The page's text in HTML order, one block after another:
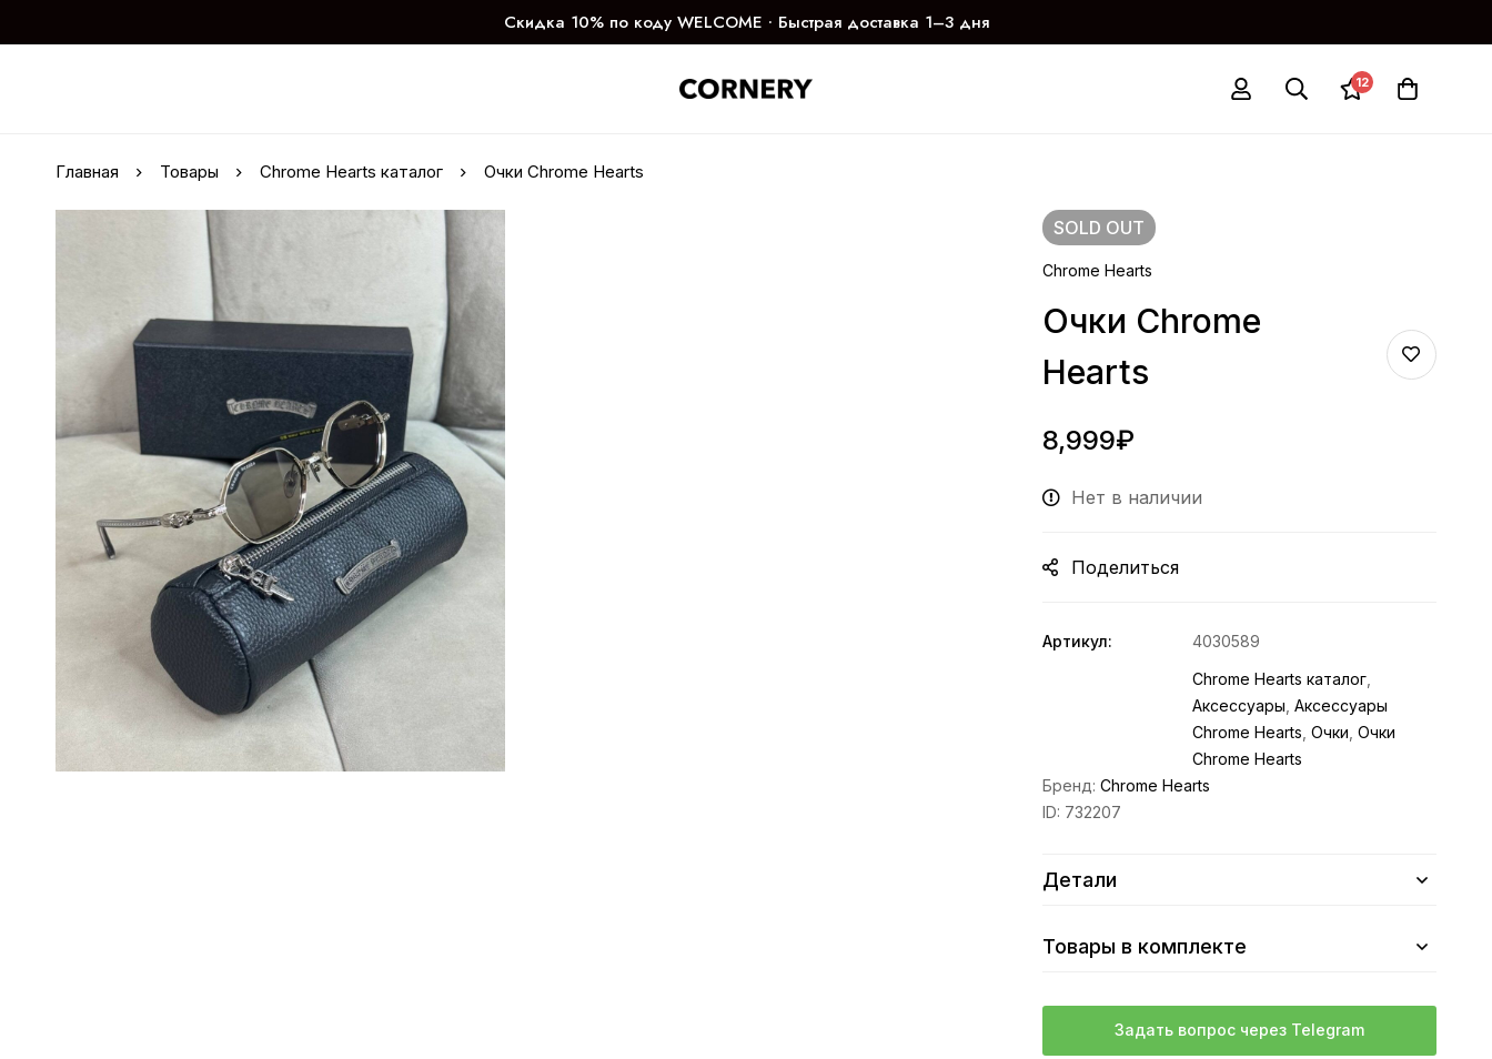
Скидка 10% по коду WELCOME ∙ Быстрая доставка 1–3 дня
12
Главная Товары Chrome Hearts каталог Очки Chrome Hearts
SOLD OUT
Chrome Hearts
Очки Chrome
Hearts
8,999₽
Нет в наличии
Поделиться
Артикул:
4030589
Chrome Hearts каталог
Аксессуары ,Аксессуары
Chrome Hearts ,Очки ,Очки
Chrome Hearts
Бренд:Chrome Hearts
ID: 732207
Детали
Товары в комплекте
Задать вопрос через Telegram